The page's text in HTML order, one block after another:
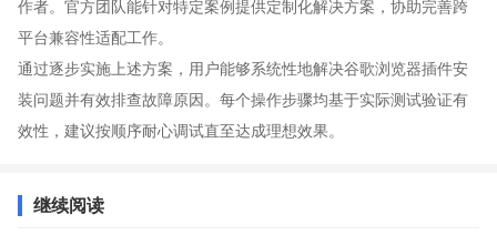
作者。官方团队能针对特定案例提供定制化解决方案，协助完善跨
平台兼容性适配工作。
通过逐步实施上述方案，用户能够系统性地解决谷歌浏览器插件安
装问题并有效排查故障原因。每个操作步骤均基于实际测试验证有
效性，建议按顺序耐心调试直至达成理想效果。
继续阅读